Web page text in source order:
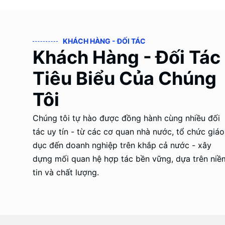
KHÁCH HÀNG - ĐỐI TÁC
Khách Hàng - Đối Tác
Tiêu Biểu Của Chúng
Tôi
Chúng tôi tự hào được đồng hành cùng nhiều đối
tác uy tín - từ các cơ quan nhà nước, tổ chức giáo
dục đến doanh nghiệp trên khắp cả nước - xây
dựng mối quan hệ hợp tác bền vững, dựa trên
tin và chất lượng.